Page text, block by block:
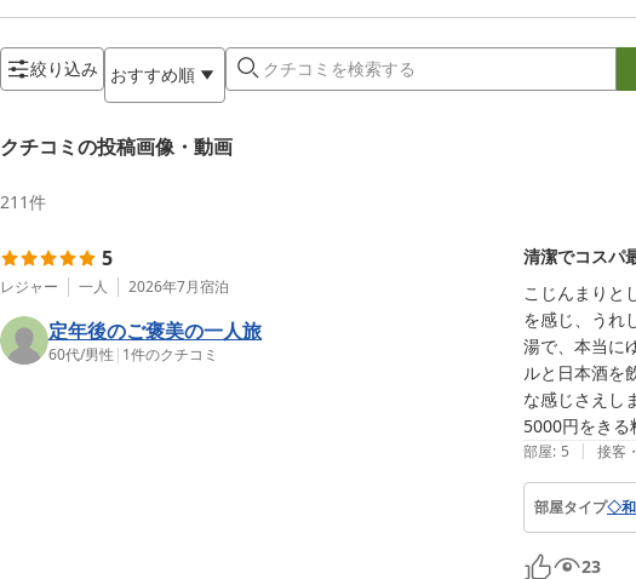
絞り込み おすすめ順
クチコミの投稿画像・動画
211件
5
レジャー 一人 2026年7月宿泊
定年後のご褒美の一人旅
60代/男性 | 1件のクチコミ
清潔でコスパ
こじんまりと
を感じ、うれ
湯で、本当に
ルと日本酒を
な感じさえし
5000円をきる
部屋: 5 | 接客
部屋タイプ◇和
23